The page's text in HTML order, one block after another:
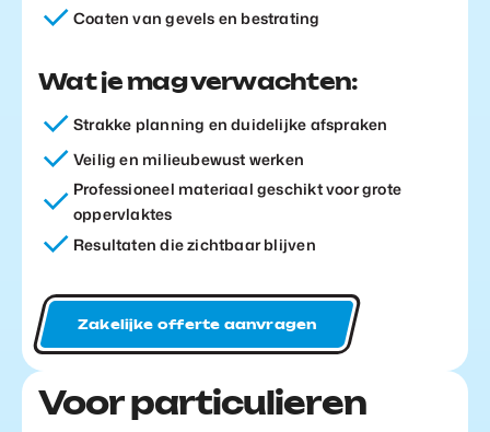
Coaten van gevels en bestrating
Wat je mag verwachten:
Strakke planning en duidelijke afspraken
Veilig en milieubewust werken
Professioneel materiaal geschikt voor grote
oppervlaktes
Resultaten die zichtbaar blijven
Zakelijke offerte aanvragen
Voor particulieren